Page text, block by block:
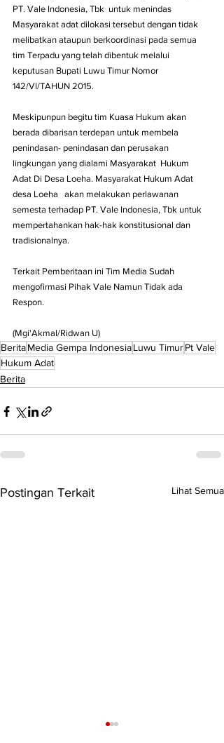
PT. Vale Indonesia, Tbk  untuk menindas
Masyarakat adat dilokasi tersebut dengan tidak
melibatkan ataupun berkoordinasi pada semua
tim Terpadu yang telah dibentuk melalui
keputusan Bupati Luwu Timur Nomor
142/VI/TAHUN 2015.
Meskipunpun begitu tim Kuasa Hukum akan
berada dibarisan terdepan untuk membela
penindasan- penindasan dan perusakan
lingkungan yang dialami Masyarakat  Hukum
Adat Di Desa Loeha. Masyarakat Hukum Adat
desa Loeha   akan melakukan perlawanan
semesta terhadap PT. Vale Indonesia, Tbk untuk
mempertahankan hak-hak konstitusional dan
tradisionalnya.
Terkait Pemberitaan ini Tim Media Sudah
mengofirmasi Pihak Vale Namun Tidak ada
Respon.
(Mgi'Akmal/Ridwan U)
BeritaMedia Gempa IndonesiaLuwu TimurPt Vale
Hukum Adat
Berita
Postingan Terkait Lihat Semua